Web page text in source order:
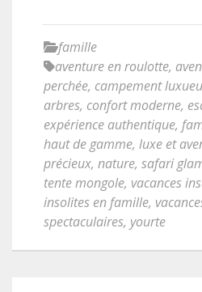
famille
aventure en roulotte,
perchée, campement
arbres, confort moderne,
expérience authentique,
haut de gamme, luxe et
précieux, nature, safari
tente mongole, vacances
insolites en famille,
spectaculaires, yourte